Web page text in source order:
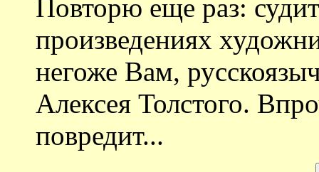
Повторю еще раз:
произведениях
негоже Вам,
Алексея Толстого.
повредит...